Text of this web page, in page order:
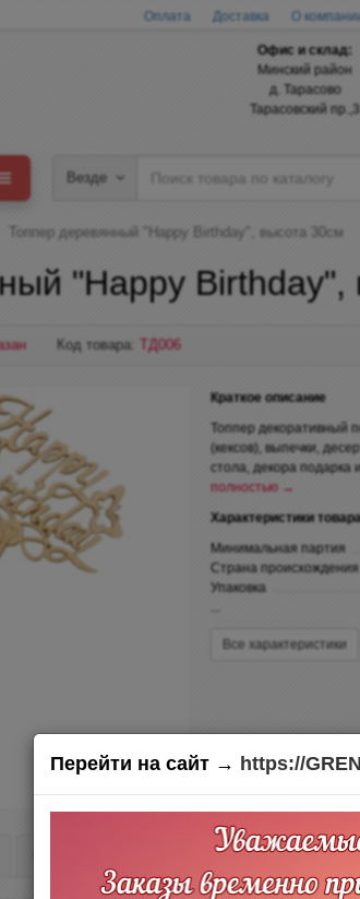
Оплата Доставка О
Офис и склад:
Минский район
д. Тарасово
Тарасовский пр.,3
Везде
Топпер деревянный "Happy Birthday", высота 30см
"Happy Birthday",
Код товара: ТД006
Краткое описание
Топпер декоративный
(кексов), выпечки,
стола, декора подарка
полностью →
Характеристики
Минимальная партия
Страна происхождения
Упаковка
Все характеристики
Перейти на сайт → https://